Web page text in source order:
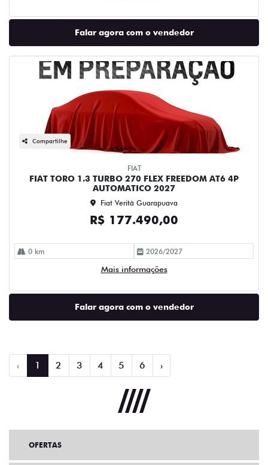
Falar agora com o vendedor
Compartilhe
FIAT
FIAT TORO 1.3 TURBO 270 FLEX FREEDOM AT6 4P
AUTOMATICO 2027
Fiat Verità Guarapuava
R$ 177.490,00
0 km 2026/2027
Mais informações
Falar agora com o vendedor
‹ 1 2 3 4 5 6 ›
OFERTAS